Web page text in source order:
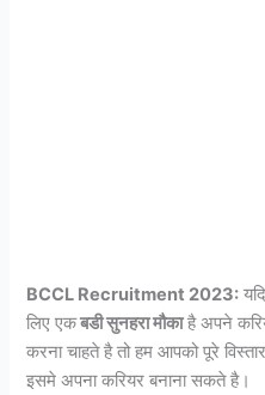
BCCL Recruitment 2023:
लिए एकबडी सुनहरा मौकाहै अपने
करना चाहते है तो हम आपको पूरे
इसमे अपना करियर बनाना सकते है।